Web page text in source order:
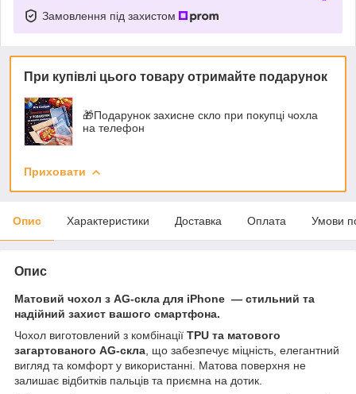
Замовлення під захистом
При купівлі цього товару отримайте подарунок
🎁Подарунок захисне скло при покупці чохла
на телефон
Приховати
Опис Характеристики Доставка Оплата Умови
Опис
Матовий чохол з AG-скла для iPhone — стильний та
надійний захист вашого смартфона.
Чохол виготовлений з комбінації TPU та матового
загартованого AG-скла , що забезпечує міцність, елегантний
вигляд та комфорт у використанні. Матова поверхня не
залишає відбитків пальців та приємна на дотик.